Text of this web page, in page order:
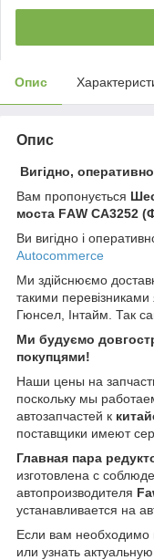
Опис
Опис
Вигідно,
Вам пропонується
моста FАW CA3252
Ви вигідно і
Autocommerce
Ми здійснюємо
такими
Гюнсел, Інтайм. Так
Ми будуємо
покупцями!
Наши цены на
поскольку мы
автозапчастей к
поставщики имеют
Главная пара
изготовлена с
автопроизводителя
устанавливается на
Если вам необходимо
или узнать